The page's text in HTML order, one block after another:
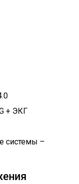
​​+ ЭКГ
системы –